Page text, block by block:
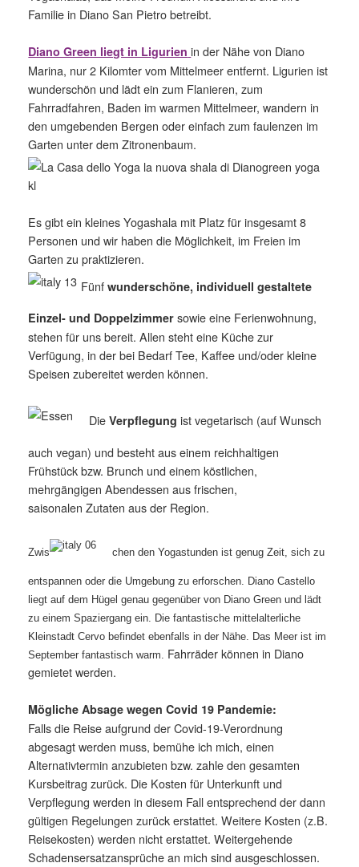
Familie in Diano San Pietro betreibt.
Diano Green liegt in Ligurien in der Nähe von Diano
Marina, nur 2 Kilomter vom Mittelmeer entfernt. Ligurien ist
wunderschön und lädt ein zum Flanieren, zum
Fahrradfahren, Baden im warmen Mittelmeer, wandern in
den umgebenden Bergen oder einfach zum faulenzen im
Garten unter dem Zitronenbaum.
Es gibt ein kleines Yogashala mit Platz für insgesamt 8
Personen und wir haben die Möglichkeit, im Freien im
Garten zu praktizieren.
Fünfwunderschöne, individuell gestaltete
Einzel- und Doppelzimmer sowie eine Ferienwohnung,
stehen für uns bereit. Allen steht eine Küche zur
Verfügung, in der bei Bedarf Tee, Kaffee und/oder kleine
Speisen zubereitet werden können.
Die Verpflegung ist vegetarisch (auf Wunsch
auch vegan) und besteht aus einem reichhaltigen
Frühstück bzw. Brunch und einem köstlichen,
mehrgängigen Abendessen aus frischen,
saisonalen Zutaten aus der Region.
Zwis chen den Yogastunden ist genug Zeit, sich zu
entspannen oder die Umgebung zu erforschen. Diano Castello
liegt auf dem Hügel genau gegenüber von Diano Green und lädt
zu einem Spaziergang ein. Die fantastische mittelalterliche
Kleinstadt Cervo befindet ebenfalls in der Nähe. Das Meer ist im
September fantastisch warm. Fahrräder können in Diano
gemietet werden.
Mögliche Absage wegen Covid 19 Pandemie:
Falls die Reise aufgrund der Covid-19-Verordnung
abgesagt werden muss, bemühe ich mich, einen
Alternativtermin anzubieten bzw. zahle den gesamten
Kursbeitrag zurück. Die Kosten für Unterkunft und
Verpflegung werden in diesem Fall entsprechend der dann
gültigen Regelungen zurück erstattet. Weitere Kosten (z.B.
Reisekosten) werden nicht erstattet. Weitergehende
Schadensersatzansprüche an mich sind ausgeschlossen.